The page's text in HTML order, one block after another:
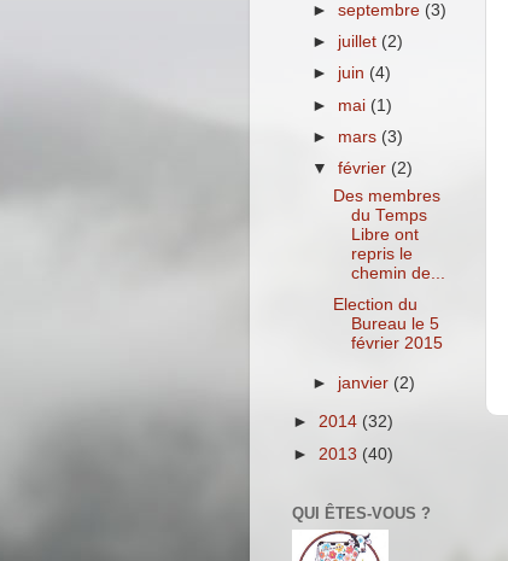
►septembre (3)
► juillet (2)
► juin (4)
► mai (1)
► mars (3)
▼février (2)
Des membres
du Temps
Libre ont
repris le
chemin de...
Election du
Bureau le 5
février 2015
► janvier (2)
► 2014 (32)
► 2013 (40)
QUI ÊTES-VOUS ?